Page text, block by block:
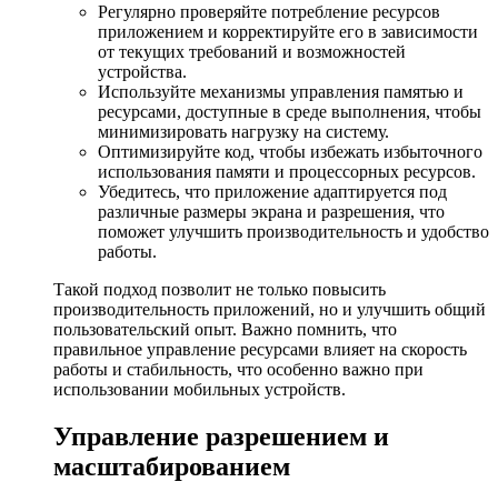
Регулярно проверяйте потребление ресурсов
приложением и корректируйте его в зависимости
от текущих требований и возможностей
устройства.
Используйте механизмы управления памятью и
ресурсами, доступные в среде выполнения, чтобы
минимизировать нагрузку на систему.
Оптимизируйте код, чтобы избежать избыточного
использования памяти и процессорных ресурсов.
Убедитесь, что приложение адаптируется под
различные размеры экрана и разрешения, что
поможет улучшить производительность и удобство
работы.
Такой подход позволит не только повысить
производительность приложений, но и улучшить общий
пользовательский опыт. Важно помнить, что
правильное управление ресурсами влияет на скорость
работы и стабильность, что особенно важно при
использовании мобильных устройств.
Управление разрешением и
масштабированием